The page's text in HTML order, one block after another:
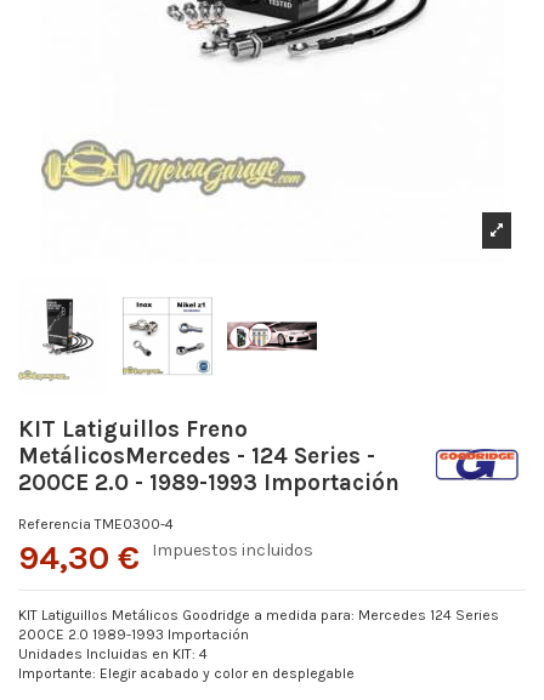
KIT Latiguillos Freno
MetálicosMercedes - 124 Series -
200CE 2.0 - 1989-1993 Importación
Referencia TME0300-4
94,30 € Impuestos incluidos
KIT Latiguillos Metálicos Goodridge a medida para: Mercedes 124 Series
200CE 2.0 1989-1993 Importación
Unidades Incluidas en KIT: 4
Importante: Elegir acabado y color en desplegable